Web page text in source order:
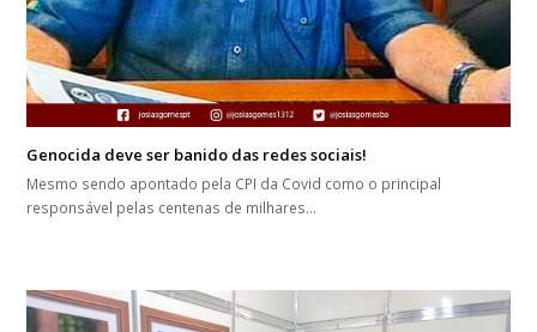
Genocida deve ser banido das redes sociais!
Mesmo sendo apontado pela CPI da Covid como o principal
responsável pelas centenas de milhares…